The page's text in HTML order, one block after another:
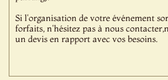
Si l'organisation de votre événement
forfaits, n'hésitez pas à nous
un devis en rapport avec vos besoins.